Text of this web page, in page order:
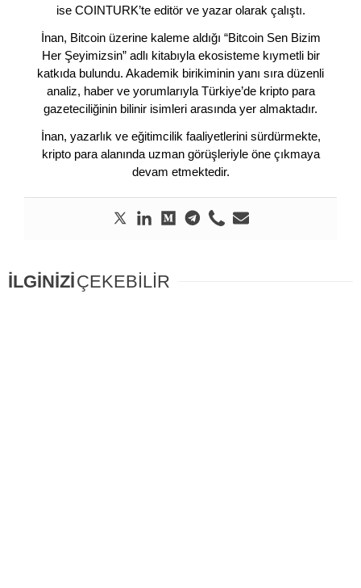
ise COINTURK’te editör ve yazar olarak çalıştı.
İnan, Bitcoin üzerine kaleme aldığı “Bitcoin Sen Bizim
Her Şeyimizsin” adlı kitabıyla ekosisteme kıymetli bir
katkıda bulundu. Akademik birikiminin yanı sıra düzenli
analiz, haber ve yorumlarıyla Türkiye’de kripto para
gazeteciliğinin bilinir isimleri arasında yer almaktadır.
İnan, yazarlık ve eğitimcilik faaliyetlerini sürdürmekte,
kripto para alanında uzman görüşleriyle öne çıkmaya
devam etmektedir.
İLGİNİZİÇEKEBİLİR